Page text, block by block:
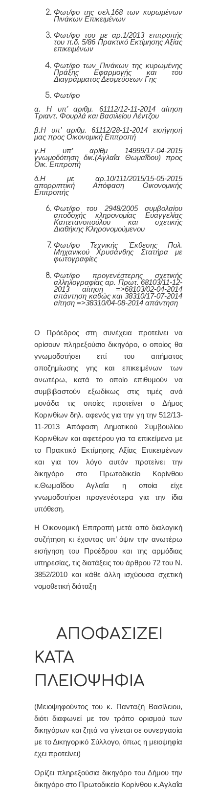
Φωτ/φο της σελ.168 των κυρωμένων
Πινάκων Επικειμένων
Φωτ/φο του με αρ.1/2013 επιτροπής
του π.δ. 5/86 Πρακτικό Εκτίμησης Αξίας
επικειμένων
Φωτ/φο των Πινάκων της κυρωμένης
Πράξης Εφαρμογής και του
Διαγράμματος Δεσμεύσεων Γης
Φωτ/φο
α. Η υπ’ αριθμ. 61112/12-11-2014 αίτηση
Τριαντ. Φουρλά και Βασιλείου Λέντζου
β.Η υπ’ αριθμ. 61112/28-11-2014 εισήγησή
μας προς Οικονομική Επιτροπή
γ.Η υπ’ αρίθμ 14999/17-04-2015
γνωμοδότηση δικ.(Αγλαΐα Θωμαΐδου) προς
Οικ. Επιτροπή
δ.Η με αρ.10/111/2015/15-05-2015
απορριπτική Απόφαση Οικονομικής
Επιτροπής
Φωτ/φο του 2948/2005 συμβολαίου
αποδοχής κληρονομίας Ευαγγελίας
Καπετανοπούλου και σχετικής
Διαθήκης Κληρονομούμενου
Φωτ/φο Τεχνικής Έκθεσης Πολ.
Μηχανικού Χρυσάνθης Στατήρα με
φωτογραφίες
Φωτ/φο προγενέστερης σχετικής
αλληλογραφίας αρ. Πρωτ. 68103/11-12-
2013 αίτηση =>68103/02-04-2014
απάντηση καθώς και 38310/17-07-2014
αίτηση =>38310/04-08-2014 απάντηση
Ο Πρόεδρος στη συνέχεια προτείνει να
ορίσουν πληρεξούσιο δικηγόρο, ο οποίος θα
γνωμοδοτήσει επί του αιτήματος
αποζημίωσης γης και επικειμένων των
ανωτέρω, κατά το οποίο επιθυμούν να
συμβιβαστούν εξωδίκως στις τιμές ανά
μονάδα τις οποίες προτείνει ο Δήμος
Κορινθίων δηλ. αφενός για την γη την 512/13-
11-2013 Απόφαση Δημοτικού Συμβουλίου
Κορινθίων και αφετέρου για τα επικείμενα με
το Πρακτικό Εκτίμησης Αξίας Επικειμένων
και για τον λόγο αυτόν προτείνει την
δικηγόρο στο Πρωτοδικείο Κορίνθου
κ.Θωμαΐδου Αγλαΐα η οποία είχε
γνωμοδοτήσει προγενέστερα για την ίδια
υπόθεση.
Η Οικονομική Επιτροπή μετά από διαλογική
συζήτηση κι έχοντας υπ’ όψιν την ανωτέρω
εισήγηση του Προέδρου και της αρμόδιας
υπηρεσίας, τις διατάξεις του άρθρου 72 του Ν.
3852/2010 και κάθε άλλη ισχύουσα σχετική
νομοθετική διάταξη
ΑΠΟΦΑΣΙΖΕΙ
ΚΑΤΑ
ΠΛΕΙΟΨΗΦΙΑ
(Μειοψηφούντος του κ. Πανταζή Βασίλειου,
διότι διαφωνεί με τον τρόπο ορισμού των
δικηγόρων και ζητά να γίνεται σε συνεργασία
με το Δικηγορικό Σύλλογο, όπως η μειοψηφία
έχει προτείνει)
Ορίζει πληρεξούσια δικηγόρο του Δήμου την
δικηγόρο στο Πρωτοδικείο Κορίνθου κ.Αγλαΐα